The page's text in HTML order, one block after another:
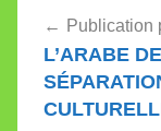
de
l’article
Publication
L’ARABE